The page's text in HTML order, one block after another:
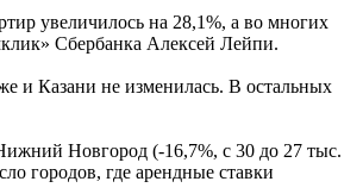
увеличилось на 28,1%, а во многих
Сбербанка Алексей Лейпи.
и Казани не изменилась. В остальных
Новгород (-16,7%, с 30 до 27 тыс.
городов, где арендные ставки